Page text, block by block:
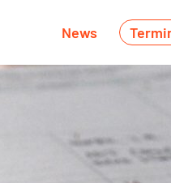
News